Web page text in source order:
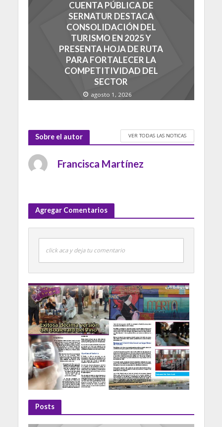
CUENTA PÚBLICA DE
SERNATUR DESTACA
CONSOLIDACIÓN DEL
TURISMO EN 2025 Y
PRESENTA HOJA DE RUTA
PARA FORTALECER LA
COMPETITIVIDAD DEL
SECTOR
agosto 1, 2026
Sobre el autor VER TODAS LAS NOTICAS
Francisca Martínez
Agregar Comentarios
click aca y deja tu comentario
Posts